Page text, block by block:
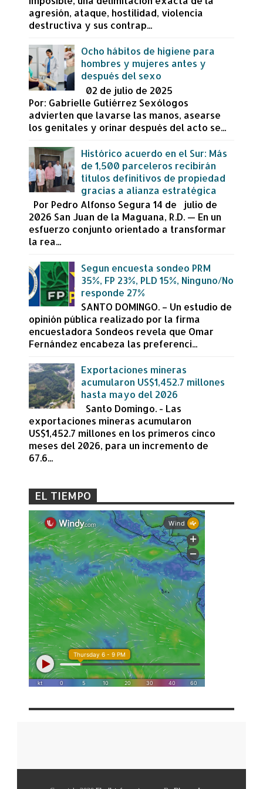
agresión, ataque, hostilidad, violencia
destructiva y sus contrap...
Ocho hábitos de higiene para
hombres y mujeres antes y
después del sexo
02 de julio de 2025
Por: Gabrielle Gutiérrez Sexólogos
advierten que lavarse las manos, asearse
los genitales y orinar después del acto se...
Histórico acuerdo en el Sur: Más
de 1,500 parceleros recibirán
títulos definitivos de propiedad
gracias a alianza estratégica
Por Pedro Alfonso Segura 14 de julio de
2026 San Juan de la Maguana, R.D. — En un
esfuerzo conjunto orientado a transformar
la rea...
Segun encuesta sondeo PRM
35%, FP 23%, PLD 15%, Ninguno/No
responde 27%
SANTO DOMINGO. – Un estudio de
opinión pública realizado por la firma
encuestadora Sondeos revela que Omar
Fernández encabeza las preferenci...
Exportaciones mineras
acumularon US$1,452.7 millones
hasta mayo del 2026
Santo Domingo. - Las
exportaciones mineras acumularon
US$1,452.7 millones en los primeros cinco
meses del 2026, para un incremento de
67.6...
EL TIEMPO